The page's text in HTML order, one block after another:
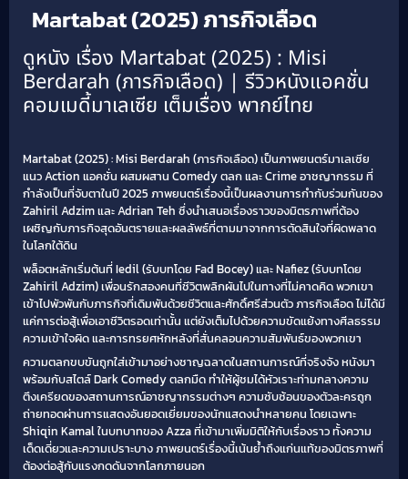
Martabat (2025) ภารกิจเลือด
ดูหนัง เรื่อง Martabat (2025) : Misi
Berdarah (ภารกิจเลือด) | รีวิวหนังแอคชั่น
คอมเมดี้มาเลเซีย เต็มเรื่อง พากย์ไทย
Martabat (2025) : Misi Berdarah (ภารกิจเลือด) เป็นภาพยนตร์มาเลเซีย
แนว Action แอคชั่น ผสมผสาน Comedy ตลก และ Crime อาชญากรรม ที่
กำลังเป็นที่จับตาในปี 2025 ภาพยนตร์เรื่องนี้เป็นผลงานการกำกับร่วมกันของ
Zahiril Adzim และ Adrian Teh ซึ่งนำเสนอเรื่องราวของมิตรภาพที่ต้อง
เผชิญกับภารกิจสุดอันตรายและผลลัพธ์ที่ตามมาจากการตัดสินใจที่ผิดพลาด
ในโลกใต้ดิน
พล็อตหลักเริ่มต้นที่ Iedil (รับบทโดย Fad Bocey) และ Nafiez (รับบทโดย
Zahiril Adzim) เพื่อนรักสองคนที่ชีวิตพลิกผันไปในทางที่ไม่คาดคิด พวกเขา
เข้าไปพัวพันกับภารกิจที่เดิมพันด้วยชีวิตและศักดิ์ศรีส่วนตัว ภารกิจเลือด ไม่ได้มี
แค่การต่อสู้เพื่อเอาชีวิตรอดเท่านั้น แต่ยังเต็มไปด้วยความขัดแย้งทางศีลธรรม
ความเข้าใจผิด และการทรยศหักหลังที่สั่นคลอนความสัมพันธ์ของพวกเขา
ความตลกขบขันถูกใส่เข้ามาอย่างชาญฉลาดในสถานการณ์ที่จริงจัง หนังมา
พร้อมกับสไตล์ Dark Comedy ตลกมืด ทำให้ผู้ชมได้หัวเราะท่ามกลางความ
ตึงเครียดของสถานการณ์อาชญากรรมต่างๆ ความซับซ้อนของตัวละครถูก
ถ่ายทอดผ่านการแสดงอันยอดเยี่ยมของนักแสดงนำหลายคน โดยเฉพาะ
Shiqin Kamal ในบทบาทของ Azza ที่เข้ามาเพิ่มมิติให้กับเรื่องราว ทั้งความ
เด็ดเดี่ยวและความเปราะบาง ภาพยนตร์เรื่องนี้เน้นย้ำถึงแก่นแท้ของมิตรภาพที่
ต้องต่อสู้กับแรงกดดันจากโลกภายนอก